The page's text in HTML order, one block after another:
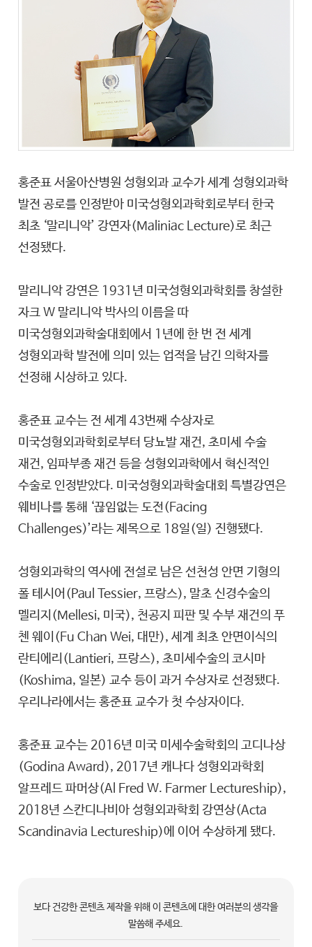
홍준표 서울아산병원 성형외과 교수가 세계 성형외과학
발전 공로를 인정받아 미국성형외과학회로부터 한국
최초 ‘말리니악’ 강연자(Maliniac Lecture)로 최근
선정됐다.
말리니악 강연은 1931년 미국성형외과학회를 창설한
자크 W 말리니악 박사의 이름을 따
미국성형외과학술대회에서 1년에 한 번 전 세계
성형외과학 발전에 의미 있는 업적을 남긴 의학자를
선정해 시상하고 있다.
홍준표 교수는 전 세계 43번째 수상자로
미국성형외과학회로부터 당뇨발 재건, 초미세 수술
재건, 임파부종 재건 등을 성형외과학에서 혁신적인
수술로 인정받았다. 미국성형외과학술대회 특별강연은
웨비나를 통해 ‘끊임없는 도전(Facing
Challenges)’라는 제목으로 18일(일) 진행됐다.
성형외과학의 역사에 전설로 남은 선천성 안면 기형의
폴 테시어(Paul Tessier, 프랑스), 말초 신경수술의
멜리지(Mellesi, 미국), 천공지 피판 및 수부 재건의 푸
첸 웨이(Fu Chan Wei, 대만), 세계 최초 안면이식의
란티에리(Lantieri, 프랑스), 초미세수술의 코시마
(Koshima, 일본) 교수 등이 과거 수상자로 선정됐다.
우리나라에서는 홍준표 교수가 첫 수상자이다.
홍준표 교수는 2016년 미국 미세수술학회의 고디나상
(Godina Award), 2017년 캐나다 성형외과학회
알프레드 파머상(Al Fred W. Farmer Lectureship),
2018년 스칸디나비아 성형외과학회 강연상(Acta
Scandinavia Lectureship)에 이어 수상하게 됐다.
보다 건강한 콘텐츠 제작을 위해 이 콘텐츠에 대한 여러분의 생각을
말씀해 주세요.